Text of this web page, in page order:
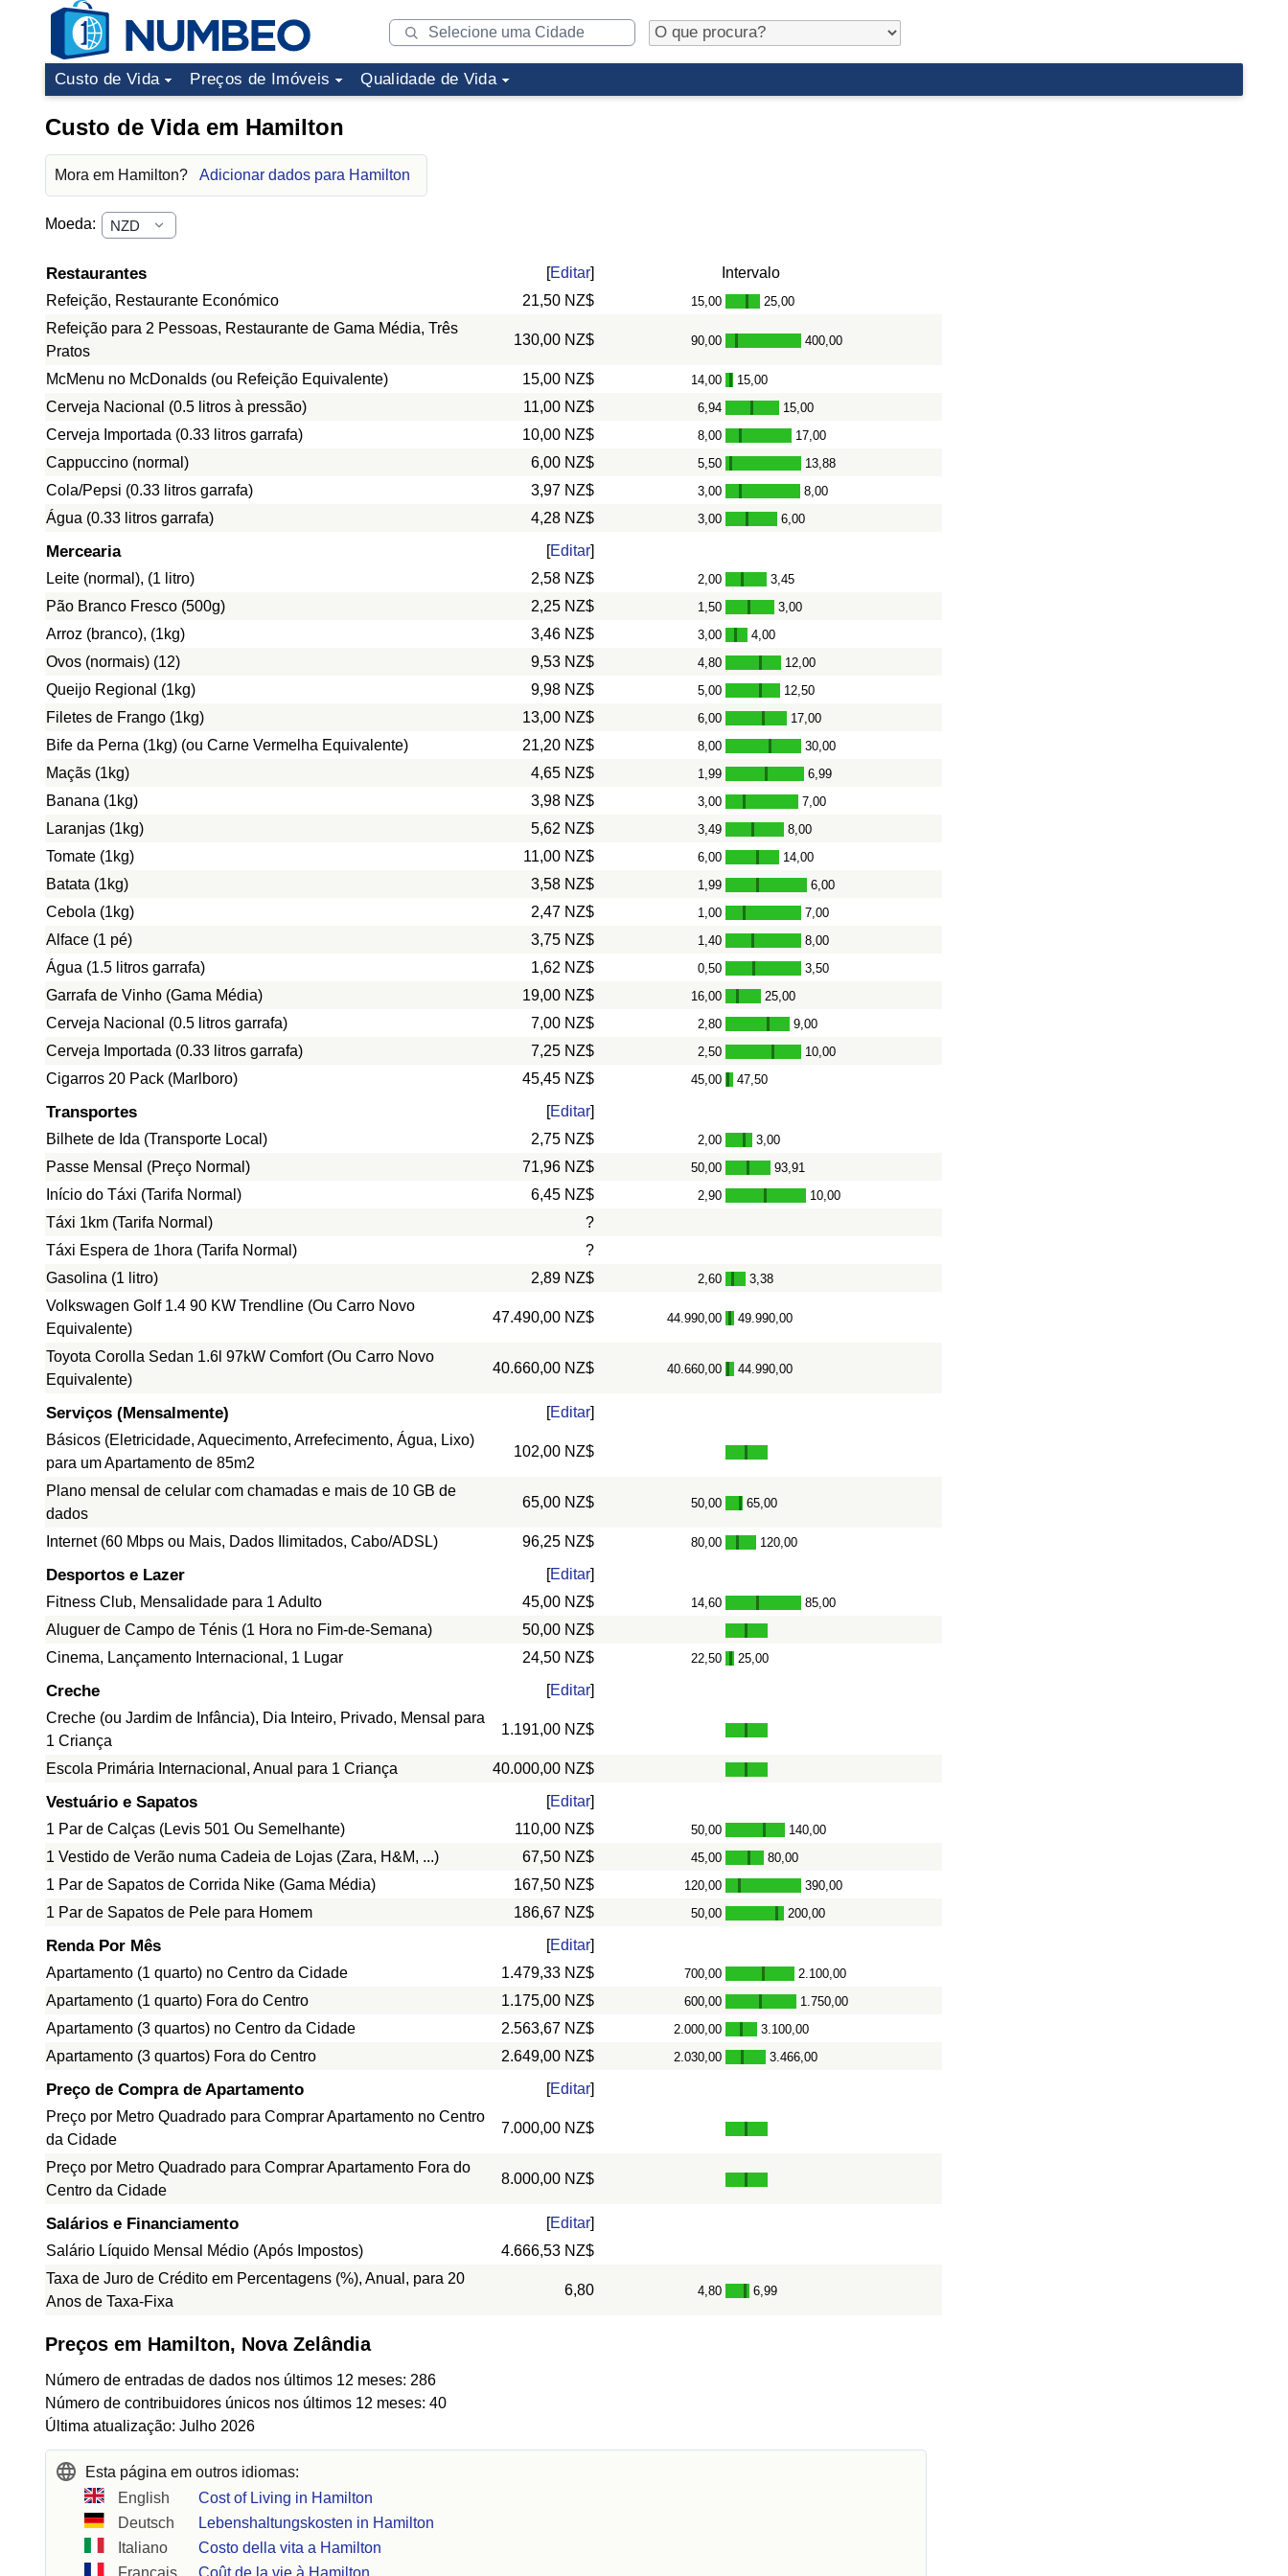
Custo de Vida Preços de Imóveis Qualidade de Vida
Custo de Vida em Hamilton
Mora em Hamilton? Adicionar dados para Hamilton
Moeda:
Restaurantes [Editar]
Intervalo
Refeição, Restaurante Económico
21,50 NZ$ 15,00 - 25,00
Refeição para 2 Pessoas, Restaurante de Gama Média, Três
Pratos
130,00 NZ$ 90,00 - 400,00
McMenu no McDonalds (ou Refeição Equivalente) 15,00 NZ$ 14,00 - 15,00
Cerveja Nacional (0.5 litros à pressão) 11,00 NZ$ 6,94 - 15,00
Cerveja Importada (0.33 litros garrafa) 10,00 NZ$ 8,00 - 17,00
Cappuccino (normal) 6,00 NZ$ 5,50 - 13,88
Cola/Pepsi (0.33 litros garrafa) 3,97 NZ$ 3,00 - 8,00
Água (0.33 litros garrafa) 4,28 NZ$ 3,00 - 6,00
Mercearia [Editar]
Leite (normal), (1 litro)
2,58 NZ$ 2,00 - 3,45
Pão Branco Fresco (500g) 2,25 NZ$ 1,50 - 3,00
Arroz (branco), (1kg) 3,46 NZ$ 3,00 - 4,00
Ovos (normais) (12) 9,53 NZ$ 4,80 - 12,00
Queijo Regional (1kg) 9,98 NZ$ 5,00 - 12,50
Filetes de Frango (1kg) 13,00 NZ$ 6,00 - 17,00
Bife da Perna (1kg) (ou Carne Vermelha Equivalente) 21,20 NZ$ 8,00 - 30,00
Maçãs (1kg) 4,65 NZ$ 1,99 - 6,99
Banana (1kg) 3,98 NZ$ 3,00 - 7,00
Laranjas (1kg) 5,62 NZ$ 3,49 - 8,00
Tomate (1kg) 11,00 NZ$ 6,00 - 14,00
Batata (1kg) 3,58 NZ$ 1,99 - 6,00
Cebola (1kg) 2,47 NZ$ 1,00 - 7,00
Alface (1 pé) 3,75 NZ$ 1,40 - 8,00
Água (1.5 litros garrafa) 1,62 NZ$ 0,50 - 3,50
Garrafa de Vinho (Gama Média) 19,00 NZ$ 16,00 - 25,00
Cerveja Nacional (0.5 litros garrafa) 7,00 NZ$ 2,80 - 9,00
Cerveja Importada (0.33 litros garrafa) 7,25 NZ$ 2,50 - 10,00
Cigarros 20 Pack (Marlboro) 45,45 NZ$ 45,00 - 47,50
Transportes [Editar]
Bilhete de Ida (Transporte Local)
2,75 NZ$ 2,00 - 3,00
Passe Mensal (Preço Normal) 71,96 NZ$ 50,00 - 93,91
Início do Táxi (Tarifa Normal) 6,45 NZ$ 2,90 - 10,00
Táxi 1km (Tarifa Normal)
?
Táxi Espera de 1hora (Tarifa Normal)
?
Gasolina (1 litro)
2,89 NZ$ 2,60 - 3,38
Volkswagen Golf 1.4 90 KW Trendline (Ou Carro Novo
Equivalente)
47.490,00 NZ$ 44.990,00 - 49.990,00
Toyota Corolla Sedan 1.6l 97kW Comfort (Ou Carro Novo
Equivalente)
40.660,00 NZ$ 40.660,00 - 44.990,00
Serviços (Mensalmente) [Editar]
Básicos (Eletricidade, Aquecimento, Arrefecimento, Água, Lixo)
para um Apartamento de 85m2
102,00 NZ$
Plano mensal de celular com chamadas e mais de 10 GB de
dados
65,00 NZ$ 50,00 - 65,00
Internet (60 Mbps ou Mais, Dados Ilimitados, Cabo/ADSL) 96,25 NZ$ 80,00 - 120,00
Desportos e Lazer [Editar]
Fitness Club, Mensalidade para 1 Adulto
45,00 NZ$ 14,60 - 85,00
Aluguer de Campo de Ténis (1 Hora no Fim-de-Semana)
50,00 NZ$
Cinema, Lançamento Internacional, 1 Lugar
24,50 NZ$ 22,50 - 25,00
Creche [Editar]
Creche (ou Jardim de Infância), Dia Inteiro, Privado, Mensal para
1 Criança
1.191,00 NZ$
Escola Primária Internacional, Anual para 1 Criança 40.000,00 NZ$
Vestuário e Sapatos [Editar]
1 Par de Calças (Levis 501 Ou Semelhante)
110,00 NZ$ 50,00 - 140,00
1 Vestido de Verão numa Cadeia de Lojas (Zara, H&M, ...) 67,50 NZ$ 45,00 - 80,00
1 Par de Sapatos de Corrida Nike (Gama Média) 167,50 NZ$ 120,00 - 390,00
1 Par de Sapatos de Pele para Homem 186,67 NZ$ 50,00 - 200,00
Renda Por Mês [Editar]
Apartamento (1 quarto) no Centro da Cidade
1.479,33 NZ$ 700,00 - 2.100,00
Apartamento (1 quarto) Fora do Centro 1.175,00 NZ$ 600,00 - 1.750,00
Apartamento (3 quartos) no Centro da Cidade 2.563,67 NZ$ 2.000,00 - 3.100,00
Apartamento (3 quartos) Fora do Centro 2.649,00 NZ$ 2.030,00 - 3.466,00
Preço de Compra de Apartamento [Editar]
Preço por Metro Quadrado para Comprar Apartamento no Centro
da Cidade
7.000,00 NZ$
Preço por Metro Quadrado para Comprar Apartamento Fora do
Centro da Cidade
8.000,00 NZ$
Salários e Financiamento [Editar]
Salário Líquido Mensal Médio (Após Impostos)
4.666,53 NZ$
Taxa de Juro de Crédito em Percentagens (%), Anual, para 20
Anos de Taxa-Fixa
6,80 4,80 - 6,99
Preços em Hamilton, Nova Zelândia
Número de entradas de dados nos últimos 12 meses: 286
Número de contribuidores únicos nos últimos 12 meses: 40
Última atualização: Julho 2026
Esta página em outros idiomas:
English
Cost of Living in Hamilton
Deutsch
Lebenshaltungskosten in Hamilton
Italiano
Costo della vita a Hamilton
Français
Coût de la vie à Hamilton